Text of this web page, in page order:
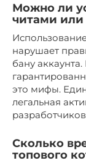
Можно ли
читами
нарушает
бану
это мифы.
легальная
Сколько
топового